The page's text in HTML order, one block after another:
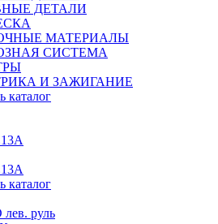
ДЕТАЛИ
МАТЕРИАЛЫ
СИСТЕМА
И ЗАЖИГАНИЕ
каталог
каталог
лев. руль